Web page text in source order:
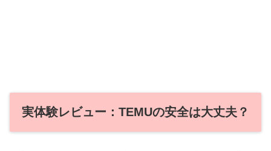
実体験レビュー：TEMUの安全は大丈夫？